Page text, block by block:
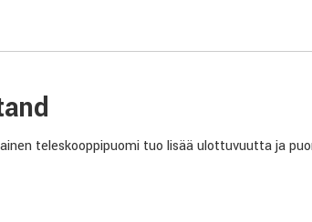
teleskooppipuomi tuo lisää ulottuvuutta ja